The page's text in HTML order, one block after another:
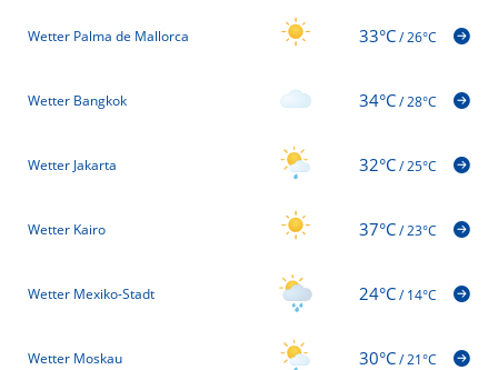
Wetter Palma de Mallorca 33°C/26°C
Wetter Bangkok 34°C/28°C
Wetter Jakarta 32°C/25°C
Wetter Kairo 37°C/23°C
Wetter Mexiko-Stadt 24°C/14°C
Wetter Moskau 30°C/21°C